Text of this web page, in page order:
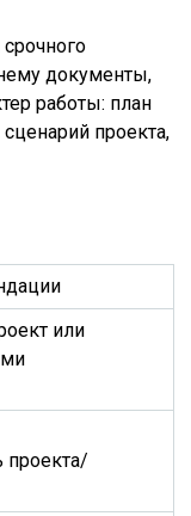
документы,
работы: план
проекта,
или
проекта/